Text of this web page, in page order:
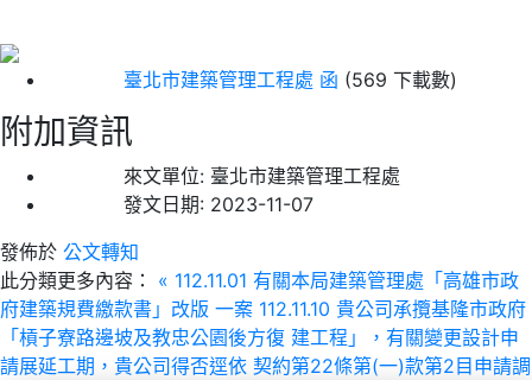
臺北市建築管理工程處 函 (569 下載數)
附加資訊
來文單位: 臺北市建築管理工程處
發文日期: 2023-11-07
發佈於 公文轉知
此分類更多內容：
« 112.11.01 有關本局建築管理處「高雄市政
府建築規費繳款書」改版 一案 112.11.10 貴公司承攬基隆市政府
「槓子寮路邊坡及教忠公園後方復 建工程」，有關變更設計申
請展延工期，貴公司得否逕依 契約第22條第(一)款第2目申請調